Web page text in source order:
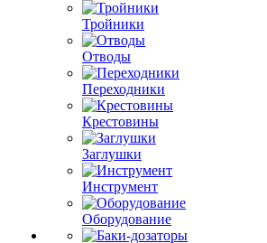
Тройники
Отводы
Переходники
Крестовины
Заглушки
Инструмент
Оборудование